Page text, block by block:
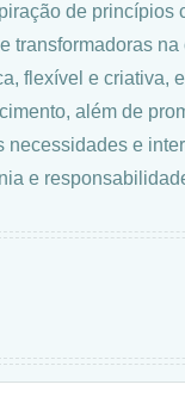
de princípios
transformadoras
flexível e criativa,
além de
e
e